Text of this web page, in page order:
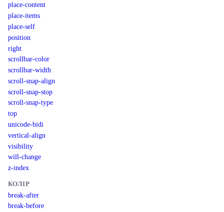
place-content
place-items
place-self
position
right
scrollbar-color
scrollbar-width
scroll-snap-align
scroll-snap-stop
scroll-snap-type
top
unicode-bidi
vertical-align
visibility
will-change
z-index
КОЛІР
break-after
break-before